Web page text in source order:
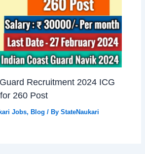
Recruitment 2024 ICG
260 Post
Jobs,Blog / ByStateNaukari